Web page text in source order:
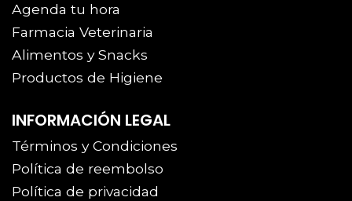
Agenda tu hora
Farmacia Veterinaria
Alimentos y Snacks
Productos de Higiene
INFORMACIÓN LEGAL
Términos y Condiciones
Política de reembolso
Política de privacidad